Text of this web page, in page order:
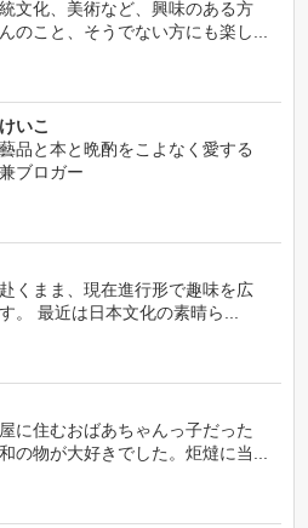
文化、美術など、興味のある方
のこと、そうでない方にも楽し...
いこ
品と本と晩酌をこよなく愛する
ブロガー
くまま、現在進行形で趣味を広
。 最近は日本文化の素晴ら...
に住むおばあちゃんっ子だった
の物が大好きでした。炬燵に当...